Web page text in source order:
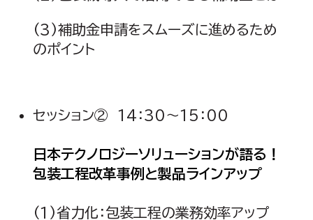
(3)補助金申請をスムーズに進めるため
のポイント
セッション② 14：30～15：00
日本テクノロジーソリューションが語る！
包装工程改革事例と製品ラインアップ
(1)省力化：包装工程の業務効率アップ